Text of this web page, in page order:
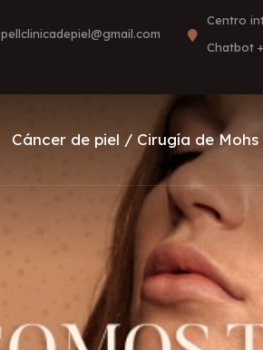
pellclinicadepiel@gmail.com
Centro
Chatbot
Cáncer de piel / Cirugía de Mohs